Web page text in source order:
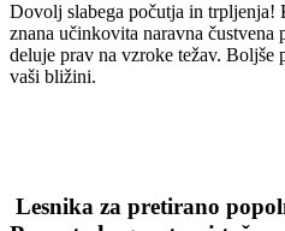
Dovolj slabega počutja in trpljenja!
znana učinkovita naravna čustvena
deluje prav na vzroke težav.
vaši bližini.
Lesnika za pretirano